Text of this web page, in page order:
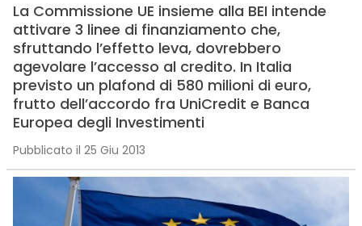
La Commissione UE insieme alla BEI intende
attivare 3 linee di finanziamento che,
sfruttando l’effetto leva, dovrebbero
agevolare l’accesso al credito. In Italia
previsto un plafond di 580 milioni di euro,
frutto dell’accordo fra UniCredit e Banca
Europea degli Investimenti
Pubblicato il 25 Giu 2013